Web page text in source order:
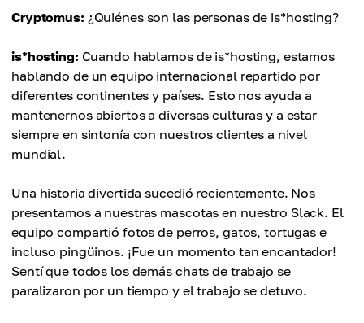
Cryptomus: ¿Quiénes son las personas de is*hosting?
is*hosting: Cuando hablamos de is*hosting, estamos
hablando de un equipo internacional repartido por
diferentes continentes y países. Esto nos ayuda a
mantenernos abiertos a diversas culturas y a estar
siempre en sintonía con nuestros clientes a nivel
mundial.
Una historia divertida sucedió recientemente. Nos
presentamos a nuestras mascotas en nuestro Slack. El
equipo compartió fotos de perros, gatos, tortugas e
incluso pingüinos. ¡Fue un momento tan encantador!
Sentí que todos los demás chats de trabajo se
paralizaron por un tiempo y el trabajo se detuvo.